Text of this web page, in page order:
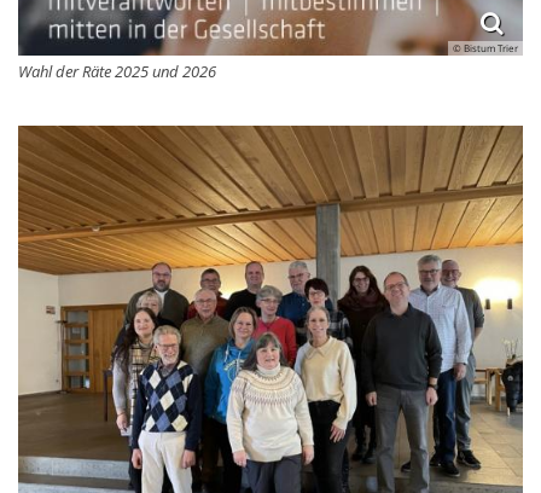
© Bistum Trier
Wahl der Räte 2025 und 2026